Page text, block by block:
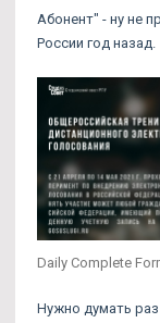
Абонент" - ну не
России год назад.
Daily Complete
Нужно думать